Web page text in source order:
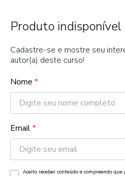
Produto indisponível
Cadastre-se e mostre seu
autor(a) deste curso!
Nome *
Email*
Aceito receber conteúdo e compreendo